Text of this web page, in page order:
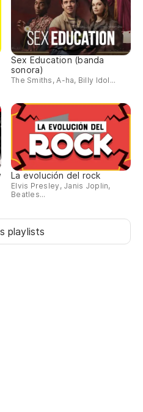
Sex Education (banda
sonora)
The Smiths, A-ha, Billy Idol...
La evolución del rock
Elvis Presley, Janis Joplin,
Beatles...
playlists